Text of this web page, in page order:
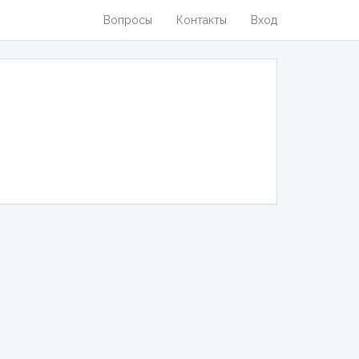
Вопросы Контакты Вход